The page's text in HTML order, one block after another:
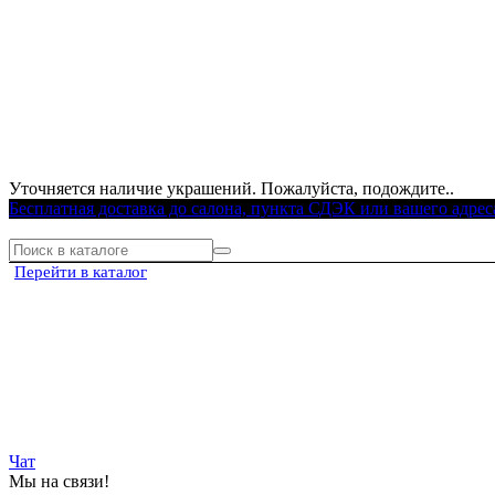
Уточняется наличие украшений. Пожалуйста, подождите..
Бесплатная доставка до салона, пункта СДЭК или вашего
Перейти в каталог
Чат
Мы на связи!